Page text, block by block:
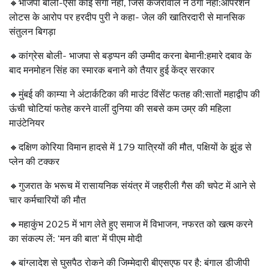
लोटस के आरोप पर हरदीप पुरी ने कहा- जेल की खातिरदारी से मानसिक
संतुलन बिगड़ा
🔸कांग्रेस बोली- भाजपा से बड़प्पन की उम्मीद करना बेमानी:हमारे दबाव के
बाद मनमोहन सिंह का स्मारक बनाने को तैयार हुई केंद्र सरकार
🔸मुंबई की काम्या ने अंटार्कटिका की माउंट विंसेंट फतह की:सातों महाद्वीप की
ऊंची चोटियां फतेह करने वालीं दुनिया की सबसे कम उम्र की महिला
माउंटेनियर
🔸दक्षिण कोरिया विमान हादसे में 179 यात्रियों की मौत, पक्षियों के झुंड से
प्लेन की टक्कर
🔸गुजरात के भरूच में रासायनिक संयंत्र में जहरीली गैस की चपेट में आने से
चार कर्मचारियों की मौत
🔸महाकुंभ 2025 में भाग लेते हुए समाज में विभाजन, नफरत को खत्म करने
का संकल्प लें: ‘मन की बात’ में पीएम मोदी
🔸बांग्लादेश से घुसपैठ रोकने की जिम्मेदारी बीएसएफ पर है: बंगाल डीजीपी